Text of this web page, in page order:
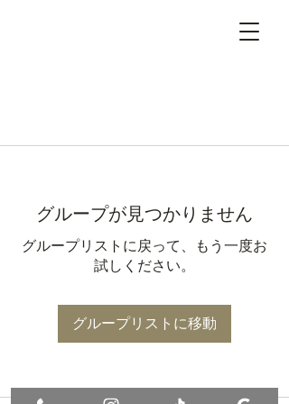
グループが見つかりません
グループリストに戻って、もう一度お
試しください。
グループリストに移動